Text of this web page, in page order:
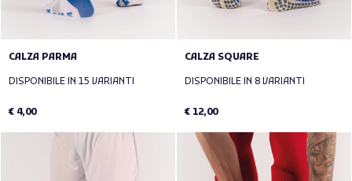
CALZA PARMA
DISPONIBILE IN 15 VARIANTI
€ 4,00
CALZA SQUARE
DISPONIBILE IN 8 VARIANTI
€ 12,00